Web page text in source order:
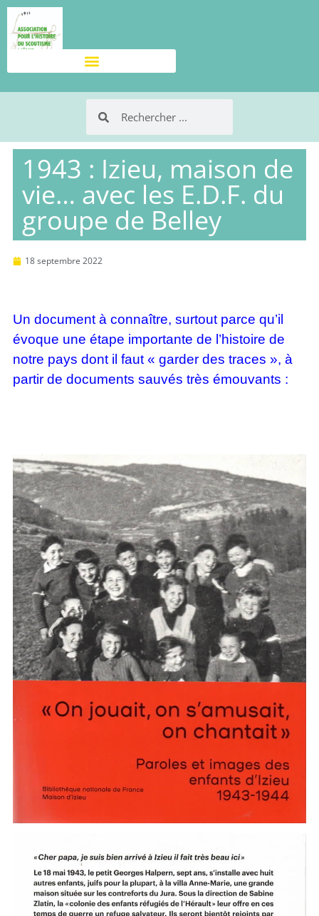
1943 : Izieu, maison de
vie… avec les E.D.F. du
groupe de Belley
18 septembre 2022
Un document à connaître, surtout parce qu’il
évoque une étape importante de l’histoire de
notre pays dont il faut « garder des traces », à
partir de documents sauvés très émouvants :